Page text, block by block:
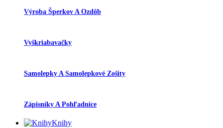
Výroba Šperkov A Ozdôb
Vyškriabavačky
Samolepky A Samolepkové Zošity
Zápisníky A Pohľadnice
Knihy